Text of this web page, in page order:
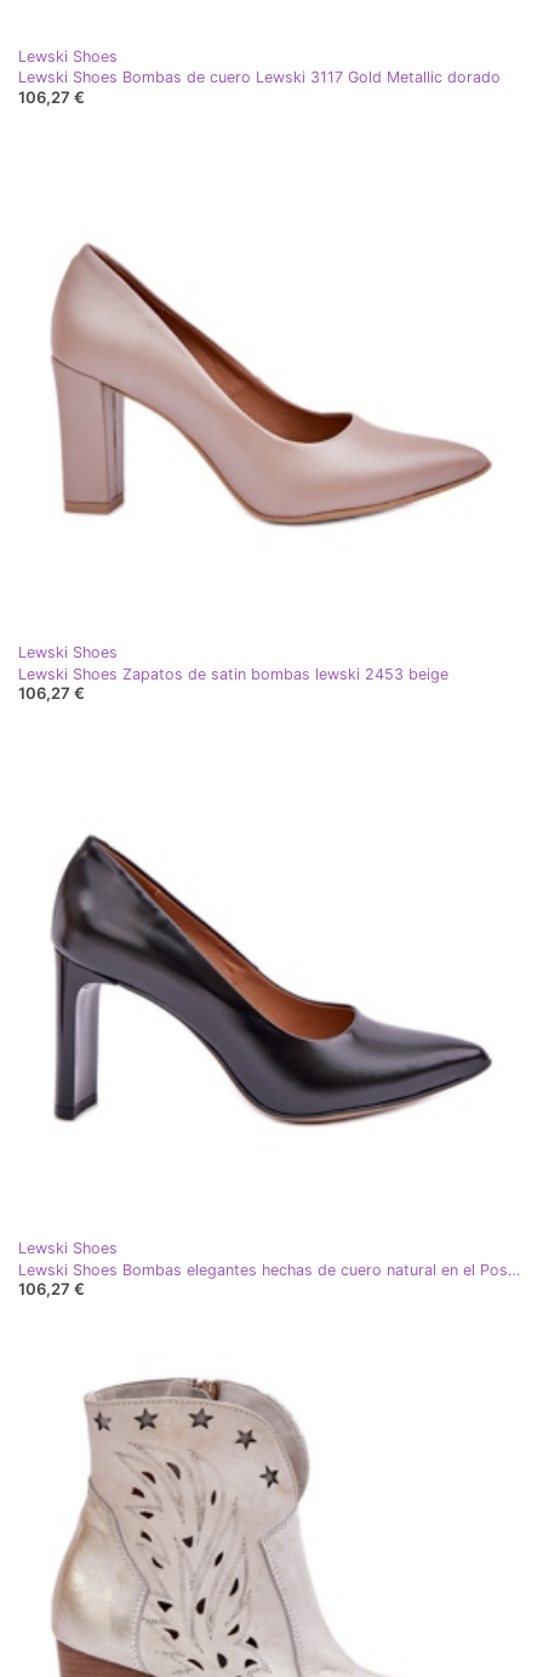
Lewski Shoes
Lewski Shoes Bombas de cuero Lewski 3117 Gold Metallic dorado
106,27 €
Lewski Shoes
Lewski Shoes Zapatos de satin bombas lewski 2453 beige
106,27 €
Lewski Shoes
Lewski Shoes Bombas elegantes hechas de cuero natural en el Post de Lewski 2659/2043 Negro
106,27 €